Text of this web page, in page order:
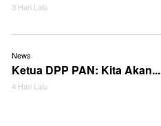
3 Hari Lalu
News
Ketua DPP PAN: Kita Akan...
4 Hari Lalu